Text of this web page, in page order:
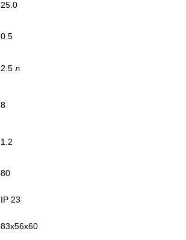
25.0
0.5
2.5 л
8
1.2
80
IP 23
83x56x60